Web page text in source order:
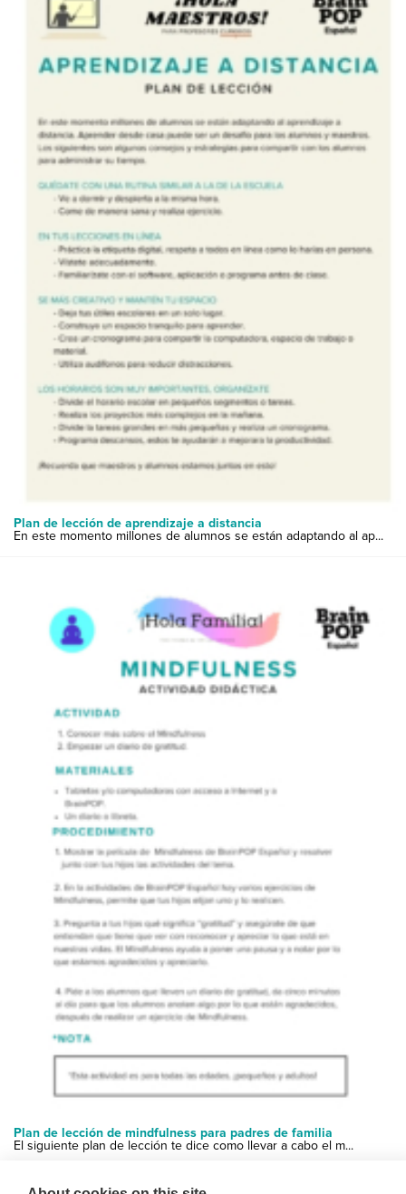
Plan de lección de aprendizaje a distancia
En este momento millones de alumnos se están adaptando al ap...
Plan de lección de mindfulness para padres de familia
El siguiente plan de lección te dice como llevar a cabo el m...